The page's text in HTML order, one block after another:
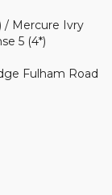
/ Mercure Ivry
5 (4*)
Fulham Road